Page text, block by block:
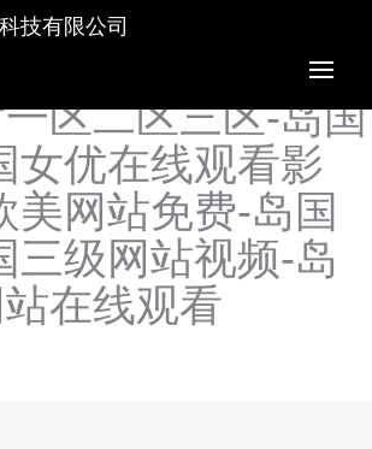
在线观看-岛国高清
国精品福利视频-
区二区三区-岛国
女优在线观看影
美网站免费-岛国
三级网站视频-岛
在线观看
技有限公司